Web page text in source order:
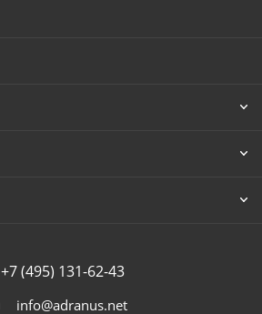
+7 (495) 131-62-43
info@adranus.net